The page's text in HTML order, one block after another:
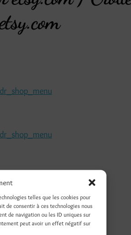
telles que les cookies pour
de consentir à ces technologies nous
de navigation ou les ID uniques sur
peut avoir un effet négatif sur
Nextdoor